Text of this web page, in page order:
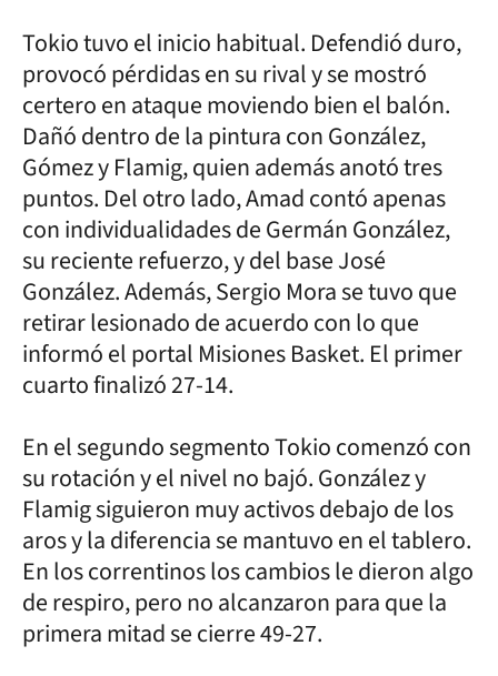
Tokio tuvo el inicio habitual. Defendió duro,
provocó pérdidas en su rival y se mostró
certero en ataque moviendo bien el balón.
Dañó dentro de la pintura con González,
Gómez y Flamig, quien además anotó tres
puntos. Del otro lado, Amad contó apenas
con individualidades de Germán González,
su reciente refuerzo, y del base José
González. Además, Sergio Mora se tuvo que
retirar lesionado de acuerdo con lo que
informó el portal Misiones Basket. El primer
cuarto finalizó 27-14.
En el segundo segmento Tokio comenzó con
su rotación y el nivel no bajó. González y
Flamig siguieron muy activos debajo de los
aros y la diferencia se mantuvo en el tablero.
En los correntinos los cambios le dieron algo
de respiro, pero no alcanzaron para que la
primera mitad se cierre 49-27.